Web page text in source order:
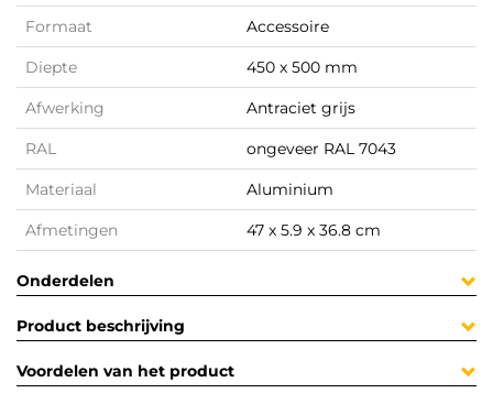
Formaat Accessoire
Diepte 450 x 500 mm
Afwerking Antraciet grijs
RAL ongeveer RAL 7043
Materiaal Aluminium
Afmetingen 47 x 5.9 x 36.8 cm
Onderdelen
Product beschrijving
Voordelen van het product